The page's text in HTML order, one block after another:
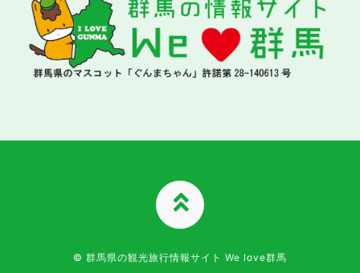
TOPへ
© 群馬県の観光旅行情報サイト We love群馬